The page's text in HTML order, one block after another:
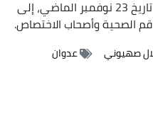
كما تشير تقارير وزارة الصحة حتى تاريخ 23 نوفمبر الماضي، إلى
صهيوني عدوان